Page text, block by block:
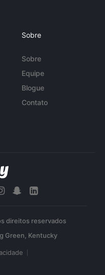
Sobre
Sobre
Equipe
Blogue
Contato
direitos reservados